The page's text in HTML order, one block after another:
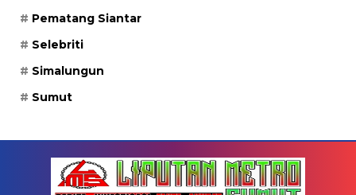
Pematang Siantar
Selebriti
Simalungun
Sumut